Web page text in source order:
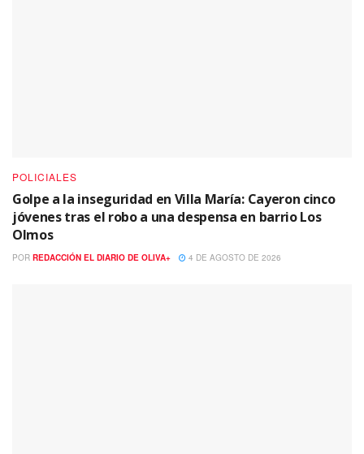
POLICIALES
Golpe a la inseguridad en Villa María: Cayeron cinco
jóvenes tras el robo a una despensa en barrio Los
Olmos
POR REDACCIÓN EL DIARIO DE OLIVA+ 4 DE AGOSTO DE 2026